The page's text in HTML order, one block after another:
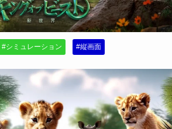
#シミュレーション #縦画面